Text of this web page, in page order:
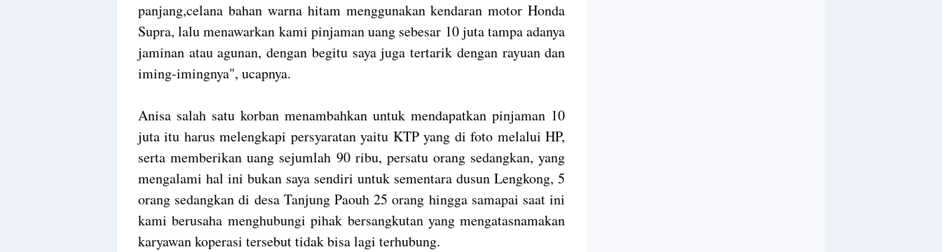
panjang,celana bahan warna hitam menggunakan kendaran motor Honda
Supra, lalu menawarkan kami pinjaman uang sebesar 10 juta tampa adanya
jaminan atau agunan, dengan begitu saya juga tertarik dengan rayuan dan
iming-imingnya", ucapnya.
Anisa salah satu korban menambahkan untuk mendapatkan pinjaman 10
juta itu harus melengkapi persyaratan yaitu KTP yang di foto melalui HP,
serta memberikan uang sejumlah 90 ribu, persatu orang sedangkan, yang
mengalami hal ini bukan saya sendiri untuk sementara dusun Lengkong, 5
orang sedangkan di desa Tanjung Paouh 25 orang hingga samapai saat ini
kami berusaha menghubungi pihak bersangkutan yang mengatasnamakan
karyawan koperasi tersebut tidak bisa lagi terhubung.